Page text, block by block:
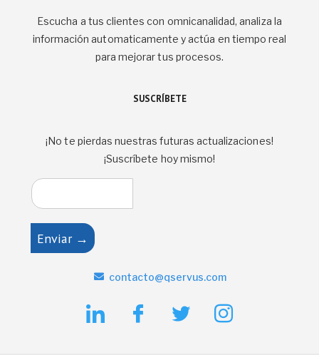
Escucha a tus clientes con omnicanalidad, analiza la
información automaticamente y actúa en tiempo real
para mejorar tus procesos.
SUSCRÍBETE
¡No te pierdas nuestras futuras actualizaciones!
¡Suscríbete hoy mismo!
Enviar →
contacto@qservus.com